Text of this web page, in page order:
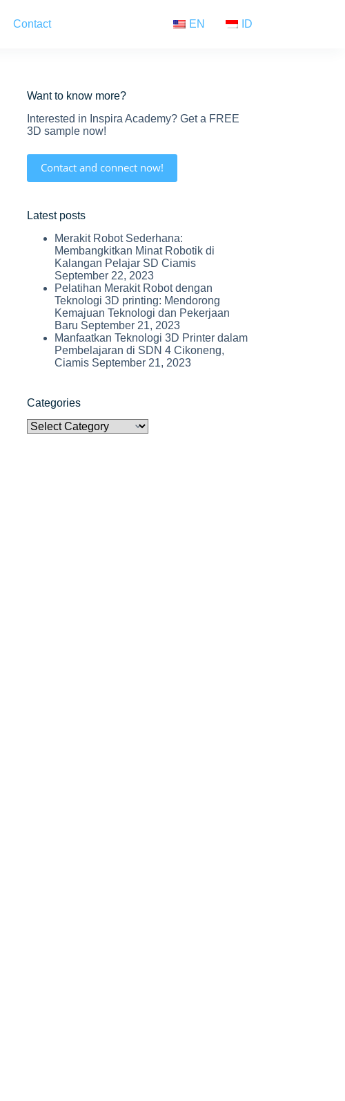
Contact EN ID
Want to know more?
Interested in Inspira Academy? Get a FREE
3D sample now!
Contact and connect now!
Latest posts
Merakit Robot Sederhana:
Membangkitkan Minat Robotik di
Kalangan Pelajar SD Ciamis
September 22, 2023
Pelatihan Merakit Robot dengan
Teknologi 3D printing: Mendorong
Kemajuan Teknologi dan Pekerjaan
Baru September 21, 2023
Manfaatkan Teknologi 3D Printer dalam
Pembelajaran di SDN 4 Cikoneng,
Ciamis September 21, 2023
Categories
Categories